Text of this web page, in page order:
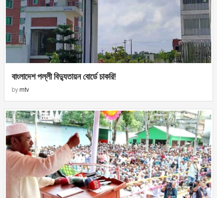
বাংলাদেশ পল্লী বিদ্যুতায়ন বোর্ডে চাকরি!
by mtv